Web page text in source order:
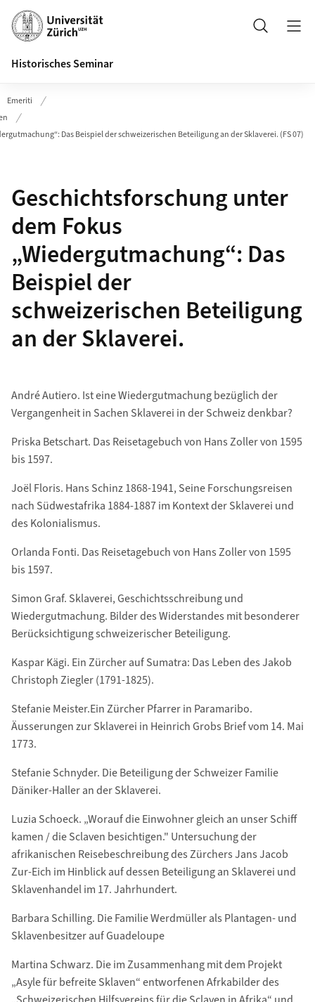
Header
Suche
Historisches Seminar
Emeriti
Das Beispiel der schweizerischen Beteiligung an der Sklaverei. (FS 07)
Geschichtsforschung unter
dem Fokus
„Wiedergutmachung“: Das
Beispiel der
schweizerischen Beteiligung
an der Sklaverei.
André Autiero. Ist eine Wiedergutmachung bezüglich der
Vergangenheit in Sachen Sklaverei in der Schweiz denkbar?
Priska Betschart. Das Reisetagebuch von Hans Zoller von 1595
bis 1597.
Joël Floris. Hans Schinz 1868-1941, Seine Forschungsreisen
nach Südwestafrika 1884-1887 im Kontext der Sklaverei und
des Kolonialismus.
Orlanda Fonti. Das Reisetagebuch von Hans Zoller von 1595
bis 1597.
Simon Graf. Sklaverei, Geschichtsschreibung und
Wiedergutmachung. Bilder des Widerstandes mit besonderer
Berücksichtigung schweizerischer Beteiligung.
Kaspar Kägi. Ein Zürcher auf Sumatra: Das Leben des Jakob
Christoph Ziegler (1791-1825).
Stefanie Meister.Ein Zürcher Pfarrer in Paramaribo.
Äusserungen zur Sklaverei in Heinrich Grobs Brief vom 14. Mai
1773.
Stefanie Schnyder. Die Beteiligung der Schweizer Familie
Däniker-Haller an der Sklaverei.
Luzia Schoeck. „Worauf die Einwohner gleich an unser Schiff
kamen / die Sclaven besichtigen." Untersuchung der
afrikanischen Reisebeschreibung des Zürchers Jans Jacob
Zur-Eich im Hinblick auf dessen Beteiligung an Sklaverei und
Sklavenhandel im 17. Jahrhundert.
Barbara Schilling. Die Familie Werdmüller als Plantagen- und
Sklavenbesitzer auf Guadeloupe
Martina Schwarz. Die im Zusammenhang mit dem Projekt
„Asyle für befreite Sklaven“ entworfenen Afrkabilder des